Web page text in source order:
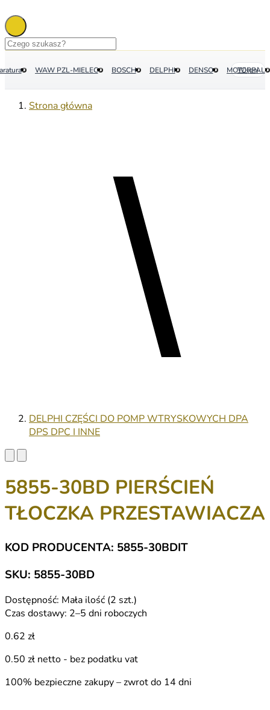
WAW PZL-MIELEC BOSCH DELPHI DENSO MOTORPAL
Więcej
Strona główna
DELPHI CZĘŚCI DO POMP WTRYSKOWYCH DPA
DPS DPC I INNE
5855-30BD PIERŚCIEŃ
TŁOCZKA PRZESTAWIACZA
KOD PRODUCENTA: 5855-30BDIT
SKU: 5855-30BD
Dostępność: Mała ilość (2 szt.)
Czas dostawy: 2–5 dni roboczych
0.62 zł
0.50 zł netto - bez podatku vat
100% bezpieczne zakupy – zwrot do 14 dni